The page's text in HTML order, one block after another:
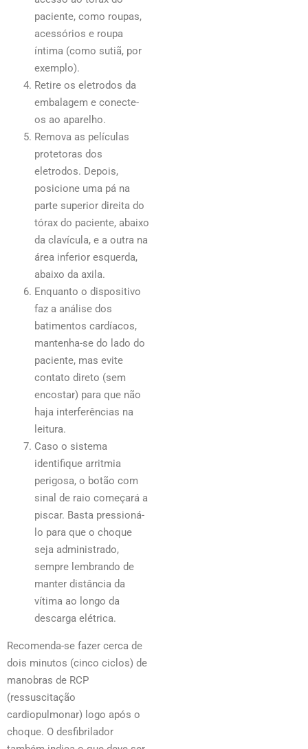
paciente, como roupas,
acessórios e roupa
íntima (como sutiã, por
exemplo).
Retire os eletrodos da
embalagem e conecte-
os ao aparelho.
Remova as películas
protetoras dos
eletrodos. Depois,
posicione uma pá na
parte superior direita do
tórax do paciente, abaixo
da clavícula, e a outra na
área inferior esquerda,
abaixo da axila.
Enquanto o dispositivo
faz a análise dos
batimentos cardíacos,
mantenha-se do lado do
paciente, mas evite
contato direto (sem
encostar) para que não
haja interferências na
leitura.
Caso o sistema
identifique arritmia
perigosa, o botão com
sinal de raio começará a
piscar. Basta pressioná-
lo para que o choque
seja administrado,
sempre lembrando de
manter distância da
vítima ao longo da
descarga elétrica.
Recomenda-se fazer cerca de
dois minutos (cinco ciclos) de
manobras de RCP
(ressuscitação
cardiopulmonar) logo após o
choque. O desfibrilador